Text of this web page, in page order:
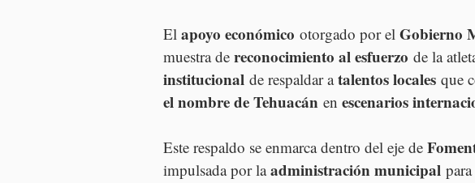
El apoyo económico otorgado por el Gobierno
muestra de reconocimiento al esfuerzo de la
institucional de respaldar a talentos locales que
el nombre de Tehuacán en escenarios
Este respaldo se enmarca dentro del eje de
impulsada por la administración municipal para